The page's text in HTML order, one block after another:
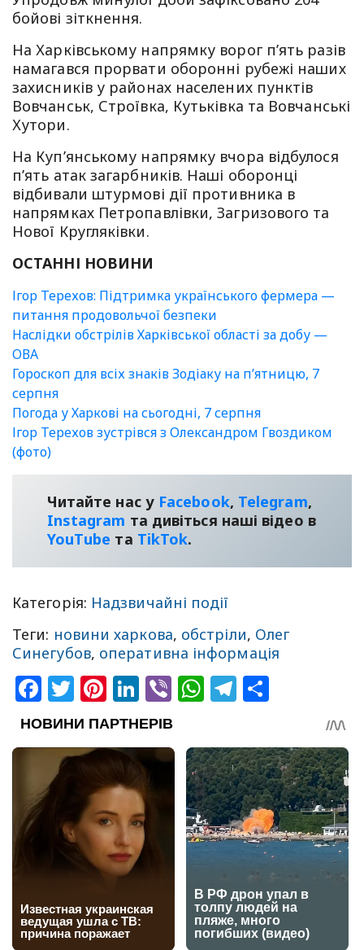
бойові зіткнення.
На Харківському напрямку ворог п’ять разів
намагався прорвати оборонні рубежі наших
захисників у районах населених пунктів
Вовчанськ, Строївка, Кутьківка та Вовчанські
Хутори.
На Куп’янському напрямку вчора відбулося
п’ять атак загарбників. Наші оборонці
відбивали штурмові дії противника в
напрямках Петропавлівки, Загризового та
Нової Кругляківки.
ОСТАННІ НОВИНИ
Ігор Терехов: Підтримка українського фермера —
питання продовольчої безпеки
Наслідки обстрілів Харківської області за добу —
ОВА
Гороскоп для всіх знаків Зодіаку на п’ятницю, 7
серпня
Погода у Харкові на сьогодні, 7 серпня
Ігор Терехов зустрівся з Олександром Гвоздиком
(фото)
Читайте нас у Facebook, Telegram,
Instagram та дивіться наші відео в
YouТube та TikTok.
Категорія: Надзвичайні події
Теги: новини харкова, обстріли, Олег
Синегубов, оперативна інформація
Facebook
Twitter
Pinterest
LinkedIn
ViberWhatsApp
Telegram